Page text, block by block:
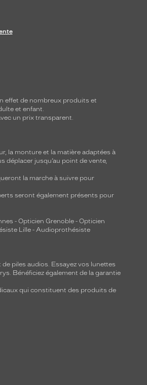
effet de nombreux produits et
et enfant.
un prix transparent.
la monture et la matière adaptées à
déplacer jusqu’au point de vente,
la marche à suivre pour
seront également présents pour
- Opticien Grenoble - Opticien
Lille - Audioprothésiste
de piles audios. Essayez vos lunettes
Bénéficiez également de la garantie
qui constituent des produits de